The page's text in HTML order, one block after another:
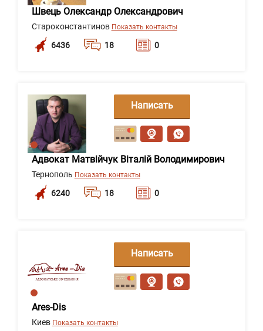
Швець Олександр Олександрович
Староконстантинов Показать контакты
6436 18 0
Адвокат Матвійчук Віталій Володимирович
Тернополь Показать контакты
6240 18 0
Написать
сообщение
Ares-Dis
Киев Показать контакты
Написать
сообщение